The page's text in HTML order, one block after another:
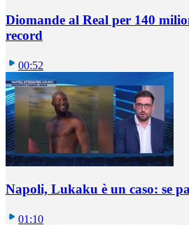
Diomande al Real per 140
record
00:52
Napoli, Lukaku è un caso: se
01:10